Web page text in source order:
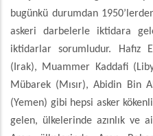
bugünkü durumdan
askeri darbelerle iktidara
iktidarlar sorumludur. Hafız
(Irak), Muammer Kaddafi
Mübarek (Mısır), Abidin Bin
(Yemen) gibi hepsi asker
gelen, ülkelerinde azınlık ve